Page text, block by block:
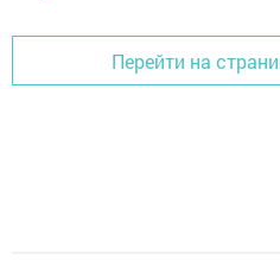
Перейти на